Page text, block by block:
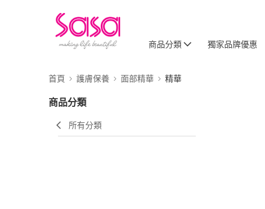
商品分類 獨家品牌優惠
首頁 護膚保養 面部精華 精華
商品分類
所有分類